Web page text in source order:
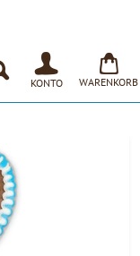
KONTO WARENKORB